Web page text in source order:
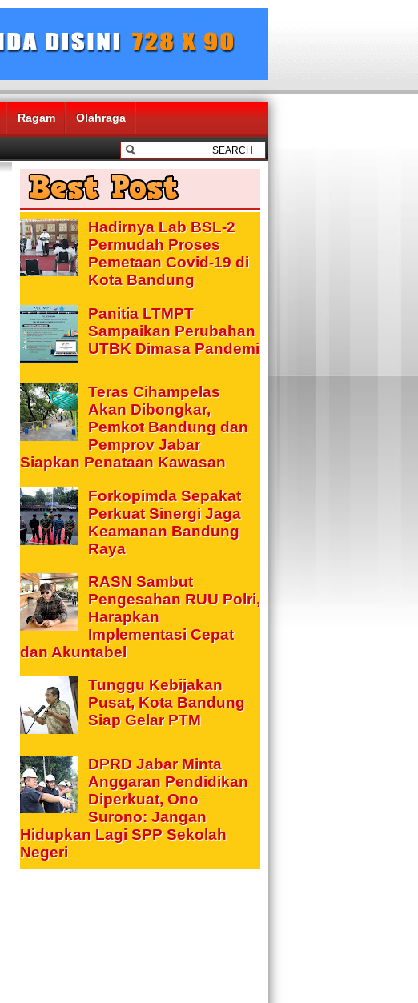
Ragam Olahraga
Hadirnya Lab BSL-2
Permudah Proses
Pemetaan Covid-19 di
Kota Bandung
Panitia LTMPT
Sampaikan Perubahan
UTBK Dimasa Pandemi
Teras Cihampelas
Akan Dibongkar,
Pemkot Bandung dan
Pemprov Jabar
Siapkan Penataan Kawasan
Forkopimda Sepakat
Perkuat Sinergi Jaga
Keamanan Bandung
Raya
RASN Sambut
Pengesahan RUU Polri,
Harapkan
Implementasi Cepat
dan Akuntabel
Tunggu Kebijakan
Pusat, Kota Bandung
Siap Gelar PTM
DPRD Jabar Minta
Anggaran Pendidikan
Diperkuat, Ono
Surono: Jangan
Hidupkan Lagi SPP Sekolah
Negeri